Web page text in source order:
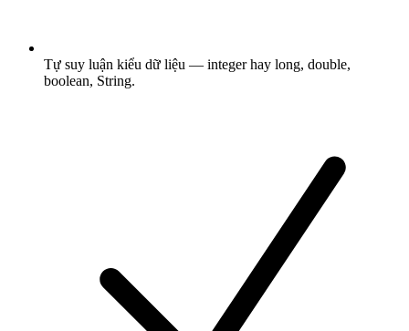
Tự suy luận kiểu dữ liệu — integer hay long, double,
boolean, String.